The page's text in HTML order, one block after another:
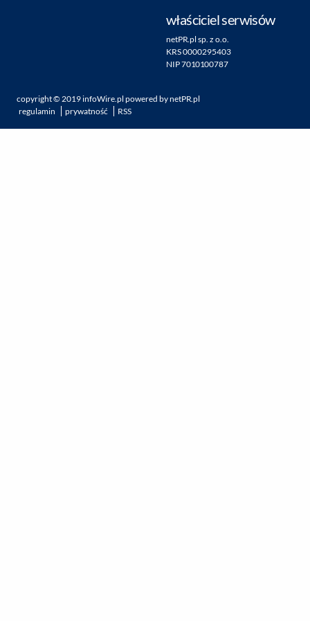
właściciel serwisów
netPR.pl sp. z o.o.
KRS 0000295403
NIP 7010100787
copyright ©2019infoWire.pl powered bynetPR.pl
regulamin
prywatność RSS